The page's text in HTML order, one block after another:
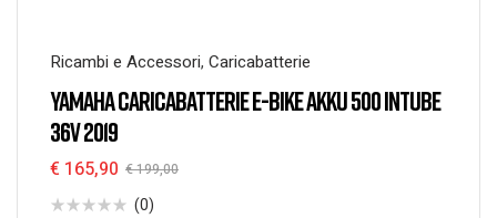
Ricambi e Accessori, Caricabatterie
YAMAHA CARICABATTERIE E-BIKE AKKU 500 INTUBE
36V 2019
€199,00
€ 165,90
(0)